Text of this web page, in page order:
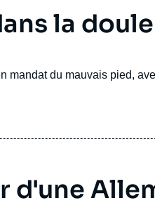
la
du mauvais pied,
d'une